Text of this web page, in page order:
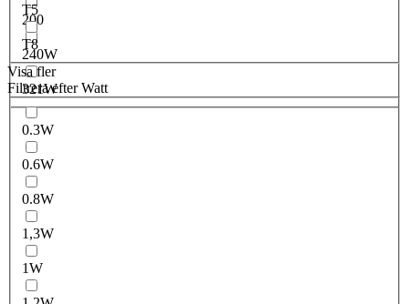
200
240W
321W
T5
T8
Visa fler
Filtrera efter Watt
0.3W
0.6W
0.8W
1,3W
1W